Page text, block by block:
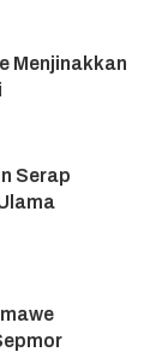
Menjinakkan
Serap